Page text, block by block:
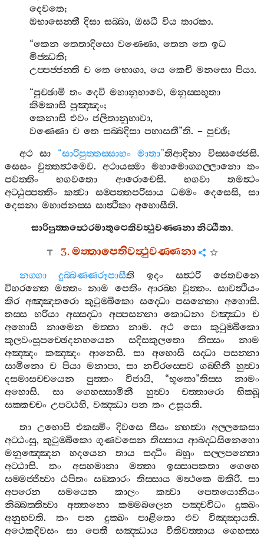
දෙවතෙ;
ඔභාසෙන‍්තී දිසා සබ‍්බා,ඔසධී විය තාරකා.
“කෙන තෙතාදිසො වණ‍්ණො,තෙන තෙ ඉධ
මිජ‍්ඣති;
උප‍්පජ‍්ජන‍්ති ච තෙ භොගා,යෙ කෙචි මනසො පියා.
“පුච‍්ඡාමි තං දෙවි මහානුභාවෙ,මනුස‍්සභූතා
කිමකාසි පුඤ‍්ඤං;
කෙනාසි එවං ජලිතානුභාවා,
වණ‍්ණො ච තෙ සබ‍්බදිසා පභාසතී”ති. –පුච‍්ඡි;
අථ
සා “සාරිපුත‍්තස‍්සාහං මාතා”තිආදිනා විස‍්සජ‍්ජෙසි.
සෙසං වුත‍්තත්‍ථමෙව. අථායස‍්මා මහාමොග‍්ගල‍්ලානො තං
පවත‍්තිං
භගවතො ආරොචෙසි. භගවා
තමත්‍ථං
අට‍්ඨුප‍්පත‍්තිං
කත්‍වා සම‍්පත‍්තපරිසාය ධම‍්මං දෙසෙසි, සා
දෙසනා මහාජනස‍්ස සාත්‍ථිකා අහොසීති.
සාරිපුත‍්තත්‍ථෙරමාතුපෙතිවත්‍ථුවණ‍්ණනානිට‍්ඨිතා.
3.මත‍්තාපෙතිවත්‍ථුවණ‍්ණනා
නග‍්ගා දුබ‍්බණ‍්ණරූපාසීති ඉදං සත්‍ථරි
ජෙතවනෙ
විහරන‍්තෙ මත‍්තං නාම පෙතිං ආරබ‍්භ වුත‍්තං.සාවත්‍ථියං
කිර අඤ‍්ඤතරො කුටුම‍්බිකො සද‍්ධො පසන‍්නො අහොසි.
තස‍්ස
භරියා අස‍්සද‍්ධා අප‍්පසන‍්නා කොධනා වඤ‍්ඣා
ච
අහොසි
නාමෙන මත‍්තා නාම. අථ සො
කුටුම‍්බිකො
කුලවංසූපච‍්ඡෙදනභයෙන
සදිසකුලතො තිස‍්සං
නාම
අඤ‍්ඤං
කඤ‍්ඤං ආනෙසි.සා අහොසි සද‍්ධා
පසන‍්නා
සාමිනො ච පියා මනාපා, සා නචිරස‍්සෙව ගබ‍්භිනී හුත්‍වා
දසමාසච‍්චයෙන
පුත‍්තං විජායි, “භූතො”තිස‍්ස
නාමං
අහොසි. සා ගෙහස‍්සාමිනී හුත්‍වා චත‍්තාරො
භික‍්ඛූ
සක‍්කච‍්චං උපට‍්ඨහි, වඤ‍්ඣා පන තං උසූයති.
තා උභොපි එකස‍්මිං දිවසෙ සීසං න‍්හත්‍වා අල‍්ලකෙසා
අට‍්ඨංසු, කුටුම‍්බිකො ගුණවසෙන තිස‍්සාය ආබද‍්ධසිනෙහො
මනුඤ‍්ඤෙන
හදයෙන තාය සද‍්ධිං බහුං
සල‍්ලපන‍්තො
අට‍්ඨාසි.තං අසහමානා මත‍්තා ඉස‍්සාපකතා
ගෙහෙ
සම‍්මජ‍්ජිත්‍වා ඨපිතං සඞ‍්කාරං තිස‍්සාය මත්‍ථකෙ ඔකිරි.සා
අපරෙන
සමයෙන කාලං කත්‍වා
පෙතයොනියං
නිබ‍්බත‍්තිත්‍වා
අත‍්තනො කම‍්මබලෙන පඤ‍්චවිධං
දුක‍්ඛං
අනුභවති. තං පන දුක‍්ඛං පාළිතො එව විඤ‍්ඤායති.
අථෙකදිවසං
සා පෙතී සඤ‍්ඣාය වීතිවත‍්තාය
ගෙහස‍්ස